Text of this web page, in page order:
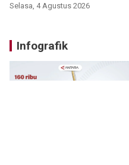
Selasa, 4 Agustus 2026
Infografik